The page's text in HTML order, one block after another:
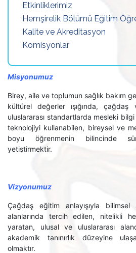
Etkinliklerimiz
Hemşirelik Bölümü Eğitim
Kalite ve Akreditasyon
Komisyonlar
Misyonumuz
Birey, aile ve toplumun sağlık bakım
kültürel değerler ışığında,
uluslararası standartlarda mesleki bilgi
teknolojiyi kullanabilen, bireysel ve
boyu öğrenmenin bilincinde
yetiştirmektir.
Vizyonumuz
Çağdaş eğitim anlayışıyla bilimsel
alanlarında tercih edilen, nitelikli
yaratan, ulusal ve uluslararası
akademik tanınırlık düzeyine
olmaktır.